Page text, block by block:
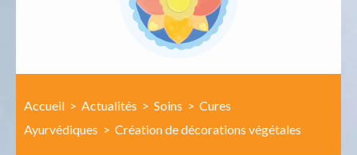
Accueil > Actualités > Soins > Cures
Ayurvédiques > Création de décorations végétales